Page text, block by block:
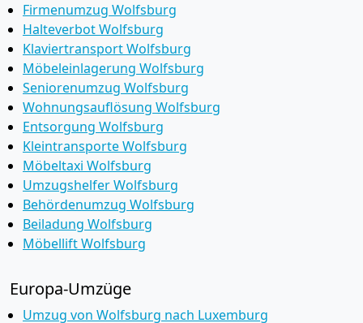
Firmenumzug Wolfsburg
Halteverbot Wolfsburg
Klaviertransport Wolfsburg
Möbeleinlagerung Wolfsburg
Seniorenumzug Wolfsburg
Wohnungsauflösung Wolfsburg
Entsorgung Wolfsburg
Kleintransporte Wolfsburg
Möbeltaxi Wolfsburg
Umzugshelfer Wolfsburg
Behördenumzug Wolfsburg
Beiladung Wolfsburg
Möbellift Wolfsburg
Europa-Umzüge
Umzug von Wolfsburg nach Luxemburg